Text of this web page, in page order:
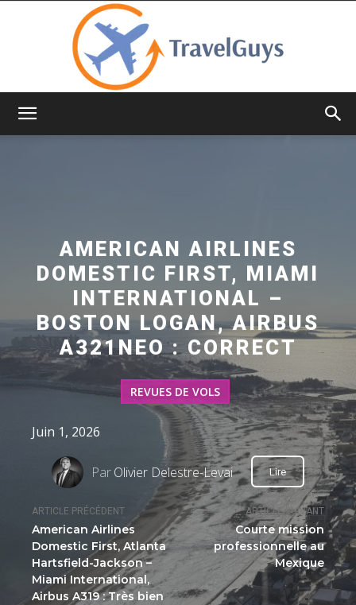
ARTICLE PRÉCÉDENT
American Airlines
Domestic First, Atlanta
Hartsfield-Jackson –
Miami International,
Airbus A319 : Très bien
ARTICLE SUIVANT
Courte mission
professionnelle au
Mexique
AMERICAN AIRLINES
DOMESTIC FIRST, MIAMI
INTERNATIONAL –
BOSTON LOGAN, AIRBUS
A321NEO : CORRECT
REVUES DE VOLS
Juin 1, 2026
ParOlivier Delestre-Levai Lire